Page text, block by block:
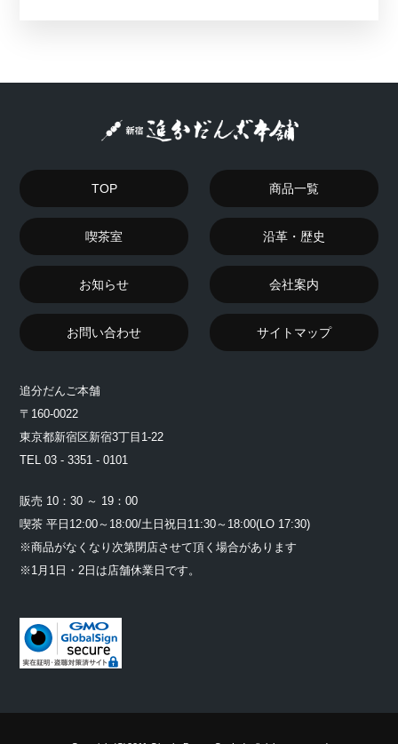
TOP 商品一覧
喫茶室 沿革・歴史
お知らせ 会社案内
お問い合わせ サイトマップ
追分だんご本舗
〒160-0022
東京都新宿区新宿3丁目1-22
TEL 03 - 3351 - 0101
販売 10：30 ～ 19：00
喫茶 平日12:00～18:00/土日祝日11:30～18:00(LO 17:30)
※商品がなくなり次第閉店させて頂く場合があります
※1月1日・2日は店舗休業日です。